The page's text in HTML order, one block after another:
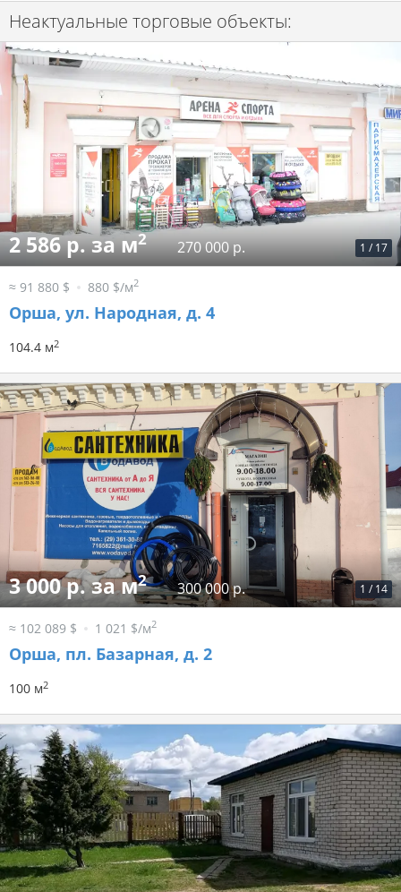
Неактуальные торговые объекты:
1 / 17
2 586 р. за м2 270 000 р.
≈ 91 880 $ 880 $/м2
Орша, ул. Народная, д. 4
104.4 м2
1 / 14
3 000 р. за м2 300 000 р.
≈ 102 089 $ 1 021 $/м2
Орша, пл. Базарная, д. 2
100 м2